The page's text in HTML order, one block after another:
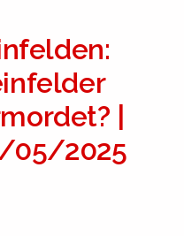
|
05/2025